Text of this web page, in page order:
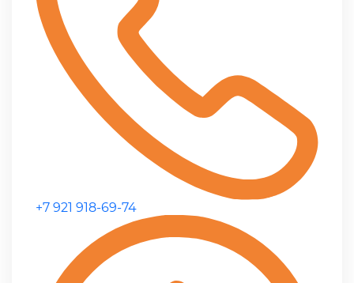
+7 921 918-69-74